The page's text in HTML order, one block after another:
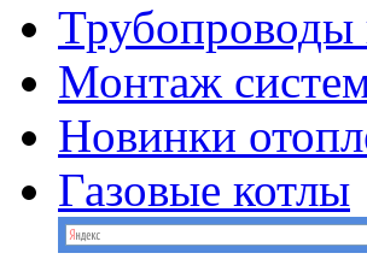
Монтаж
Новинки
Газовые котлы